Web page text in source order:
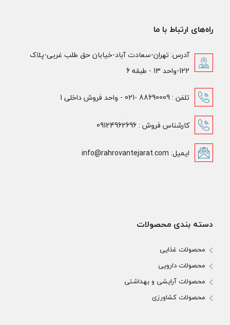
راه‌های ارتباط با ما
آدرس: تهران-سعادت آباد-خیابان حق طلب غربی-پلاک
122-واحد 13 - طبقه 6
تلفن : 88690009 -021 - واحد فروش داخلی 1
کارشناس فروش : 09124962696
ایمیل: info@rahrovantejarat.com
دسته بندی محصولات
محصولات غذایی
محصولات دارویی
محصولات آرایشی و بهداشتی
محصولات کشاورزی